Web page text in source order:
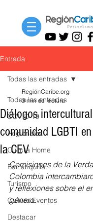
Entrada
Todas las entradas
COVID-19
Regionales
Cultura Home
Barranquilla
Turismo
Cultura Eventos
Destacar
Todas las entradas
Diálogos
comunidad LGBTI
la CEV
RegiónCaribe.org
3 min de lectura
Comisiones de la
Colombia
y reflexiones sobre el
género.